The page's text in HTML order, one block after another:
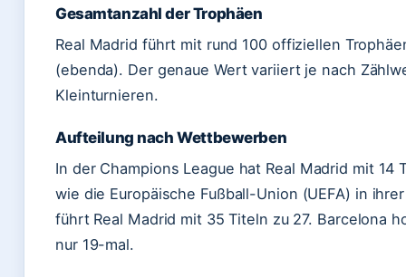
Gesamtanzahl der Trophäen
Real Madrid führt mit rund 100 offiziellen
(ebenda). Der genaue Wert variiert je nach
Kleinturnieren.
Aufteilung nach Wettbewerben
In der Champions League hat Real Madrid mit
wie die Europäische Fußball-Union (UEFA) in
führt Real Madrid mit 35 Titeln zu 27. Barcelona
nur 19-mal.